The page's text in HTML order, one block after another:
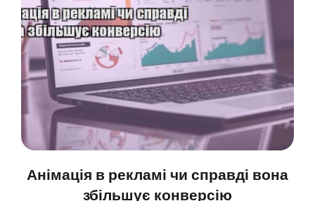
Анімація в рекламі чи справді вона
збільшує конверсію